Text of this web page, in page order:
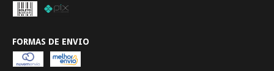
FORMAS DE ENVIO